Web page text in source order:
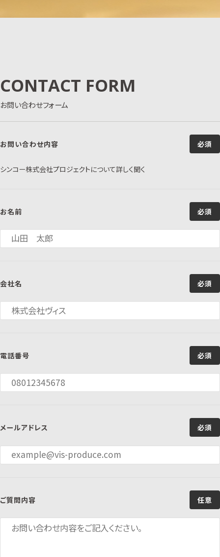
CONTACT FORM
お問い合わせフォーム
お問い合わせ内容 必須
シンコー株式会社プロジェクトについて詳しく聞く
お名前 必須
会社名 必須
電話番号 必須
メールアドレス 必須
ご質問内容 任意